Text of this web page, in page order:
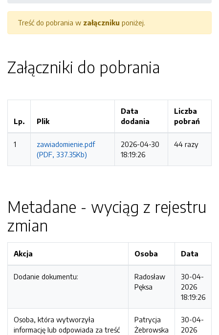
Treść do pobrania w załączniku poniżej.
Załączniki do pobrania
Lp. Plik
Data
dodania
Liczba
pobrań
1
zawiadomienie.pdf
(PDF, 337.35Kb)
2026-04-30
18:19:26
44 razy
Metadane - wyciąg z rejestru
zmian
Akcja Osoba Data
Dodanie dokumentu:
Radosław
Pęksa
30-04-
2026
18:19:26
Osoba, która wytworzyła
informację lub odpowiada za treść
Patrycja
Żebrowska
30-04-
2026